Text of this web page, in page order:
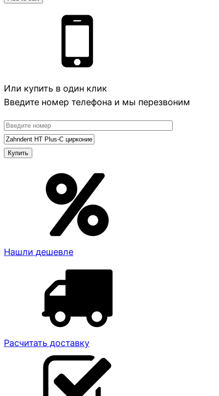
Или купить в один клик
Введите номер телефона и мы перезвоним
Нашли дешевле
Расчитать доставку